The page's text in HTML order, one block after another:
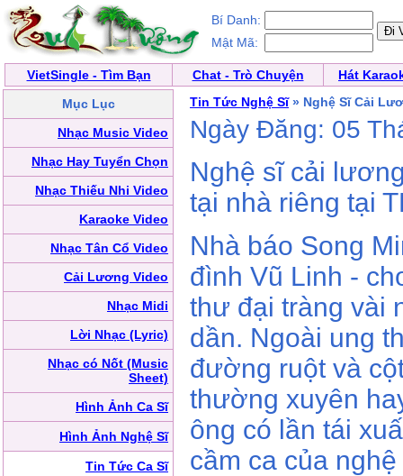
Bí Danh:
Mật Mã:
VietSingle - Tìm Bạn Chat - Trò Chuyện
Hát
Mục Lục
Nhạc Music Video
Nhạc Hay Tuyển Chọn
Nhạc Thiếu Nhi Video
Karaoke Video
Nhạc Tân Cổ Video
Cải Lương Video
Nhạc Midi
Lời Nhạc (Lyric)
Nhạc có Nốt (Music
Sheet)
Hình Ảnh Ca Sĩ
Hình Ảnh Nghệ Sĩ
Tin Tức Ca Sĩ
Tin Tức Nghệ Sĩ» Nghệ Sĩ Cải
Ngày Đăng: 05
Nghệ sĩ cải
tại nhà riêng tại
Nhà báo Song
đình Vũ Linh -
thư đại tràng vài
dần. Ngoài ung
đường ruột và
thường xuyên
ông có lần tái
cầm ca của